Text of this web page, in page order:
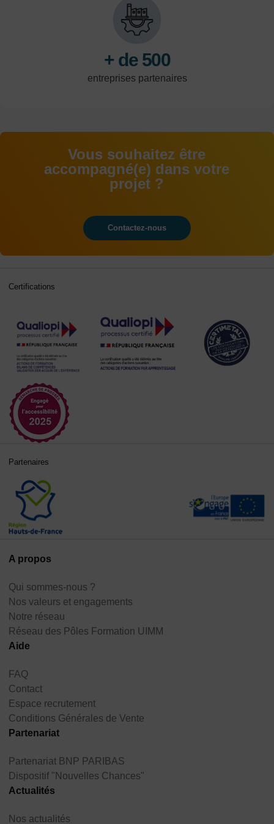
logistique.
+ de 500
entreprises partenaires
Vous souhaitez être
accompagné(e) dans votre
projet ?
Contactez-nous
A propos
Qui sommes-nous ?
Nos valeurs et engagements
Notre réseau
Réseau des Pôles Formation UIMM
Aide
FAQ
Contact
Espace recrutement
Conditions Générales de Vente
Partenariat
Partenariat BNP PARIBAS
Dispositif "Nouvelles Chances"
Actualités
Nos actualités
Certifications
Partenaires